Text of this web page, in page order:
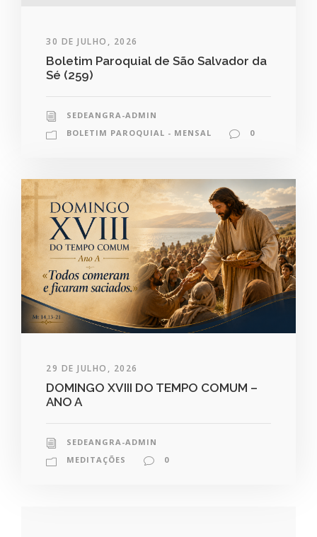
30 DE JULHO, 2026
Boletim Paroquial de São Salvador da
Sé (259)
SEDEANGRA-ADMIN
BOLETIM PAROQUIAL - MENSAL
0
29 DE JULHO, 2026
DOMINGO XVIII DO TEMPO COMUM –
ANO A
SEDEANGRA-ADMIN
MEDITAÇÕES
0